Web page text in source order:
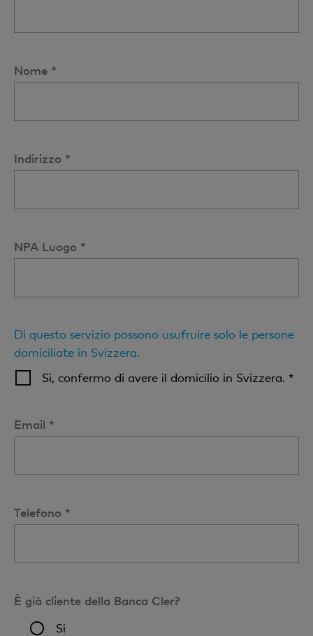
Nome *
Indirizzo *
NPA Luogo *
Di questo servizio possono usufruire solo le persone
domiciliate in Svizzera.
Si, confermo di avere il domicilio in Svizzera. *
Email *
Telefono *
È già cliente della Banca Cler?
Si